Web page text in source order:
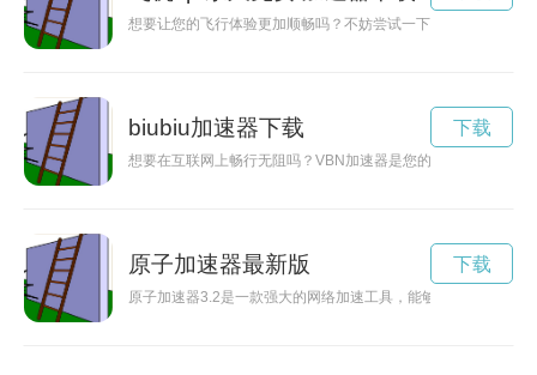
想要让您的飞行体验更加顺畅吗？不妨尝试一下飞行加速器！
biubiu加速器下载
想要在互联网上畅行无阻吗？VBN加速器是您的不二选择！本
下载
原子加速器最新版
原子加速器3.2是一款强大的网络加速工具，能够帮助用户提升
下载